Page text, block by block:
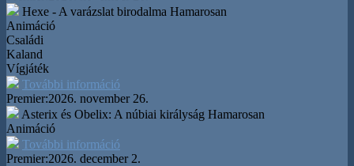
Hexe - A varázslat birodalma Hamarosan
Animáció
Családi
Kaland
Vígjáték
További információ
Premier:2026. november 26.
Asterix és Obelix: A núbiai királyság Hamarosan
Animáció
További információ
Premier:2026. december 2.